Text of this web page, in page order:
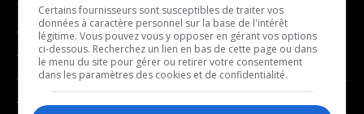
- Affaires municipales
- Communauté / Social
- Culture
- Économie
- Décompte franco
- Joué récemment
BALADOS
Certains fournisseurs sont susceptibles de traiter vos
données à caractère personnel sur la base de l'intérêt
légitime. Vous pouvez vous y opposer en gérant vos options
ci-dessous. Recherchez un lien en bas de cette page ou dans
le menu du site pour gérer ou retirer votre consentement
dans les paramètres des cookies et de confidentialité.